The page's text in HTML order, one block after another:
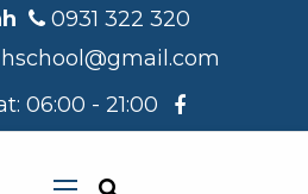
0931 322 320
06:00 - 21:00